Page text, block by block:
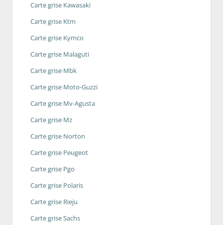
Carte grise Kawasaki
Carte grise Ktm
Carte grise Kymco
Carte grise Malaguti
Carte grise Mbk
Carte grise Moto-Guzzi
Carte grise Mv-Agusta
Carte grise Mz
Carte grise Norton
Carte grise Peugeot
Carte grise Pgo
Carte grise Polaris
Carte grise Rieju
Carte grise Sachs